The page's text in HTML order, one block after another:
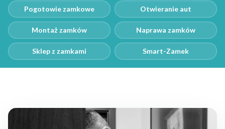
Pogotowie zamkowe Otwieranie aut
Montaż zamków Naprawa zamków
Sklep z zamkami Smart-Zamek